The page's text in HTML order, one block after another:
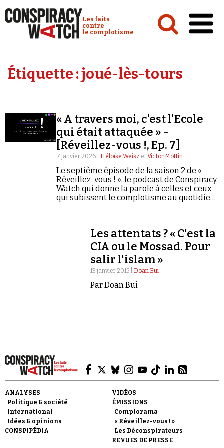
Conspiracy Watch :
Les faits
contre
le complotisme
Analyses
Vidéos
Émissions
Revues de presse
Demander à Vera
Étiquette :joué-lès-tours
« A travers moi, c'est l'Ecole
qui était attaquée » -
[Réveillez-vous !, Ep. 7]
7 janvier 2026 | Héloïse Weisz etVictor Mottin
Le septième épisode de la saison 2 de «
Réveillez-vous ! », le podcast de Conspiracy
Watch qui donne la parole à celles et ceux
qui subissent le complotisme au quotidien,
Les attentats ? « C'est la
CIA ou le Mossad. Pour
salir l'islam »
13 janvier 2015 | Doan Bui
Par Doan Bui
ANALYSES
Politique & société
International
Idées & opinions
CONSPIPÉDIA
VIDÉOS
ÉMISSIONS
Complorama
« Réveillez-vous ! »
Les Déconspirateurs
REVUES DE PRESSE